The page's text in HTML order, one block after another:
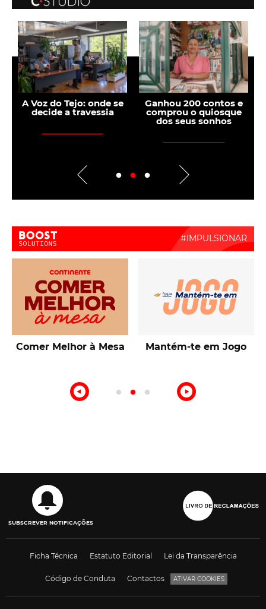
Voz do Tejo: onde se
decide a travessia
Ganhou 200 contos e
comprou o quiosque
dos seus sonhos
Boost Activate
à Mesa Mantém-te em Jogo
SUBSCREVER NOTIFICAÇÕES
Ficha Técnica Estatuto Editorial Lei da Transparência
Código de Conduta Contactos ATIVAR COOKIES